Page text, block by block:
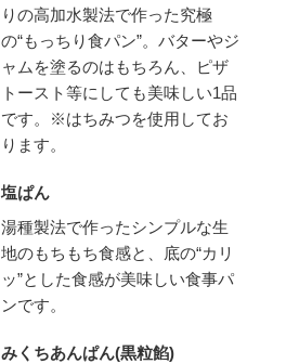
りの高加水製法で作った究極
の“もっちり食パン”。バターやジ
ャムを塗るのはもちろん、ピザ
トースト等にしても美味しい1品
です。※はちみつを使用してお
ります。
塩ぱん
湯種製法で作ったシンプルな生
地のもちもち食感と、底の“カリ
ッ”とした食感が美味しい食事パ
ンです。
みくちあんぱん(黒粒餡)